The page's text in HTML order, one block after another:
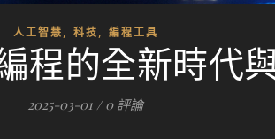
人工智慧, 科技, 編程工具
程的全新時代
2025-03-01 / 0 評論